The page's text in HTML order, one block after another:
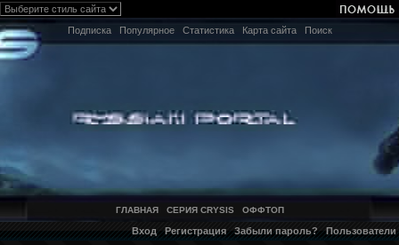
Подписка Популярное Статистика Карта сайта Поиск
ГЛАВНАЯ СЕРИЯ CRYSIS ОФФТОП
Вход Регистрация Забыли пароль? Пользователи